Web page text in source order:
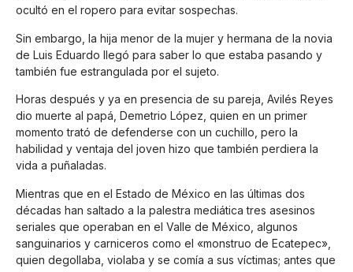
ocultó en el ropero para evitar sospechas.
Sin embargo, la hija menor de la mujer y hermana de la novia
de Luis Eduardo llegó para saber lo que estaba pasando y
también fue estrangulada por el sujeto.
Horas después y ya en presencia de su pareja, Avilés Reyes
dio muerte al papá, Demetrio López, quien en un primer
momento trató de defenderse con un cuchillo, pero la
habilidad y ventaja del joven hizo que también perdiera la
vida a puñaladas.
Mientras que en el Estado de México en las últimas dos
décadas han saltado a la palestra mediática tres asesinos
seriales que operaban en el Valle de México, algunos
sanguinarios y carniceros como el «monstruo de Ecatepec»,
quien degollaba, violaba y se comía a sus víctimas; antes que